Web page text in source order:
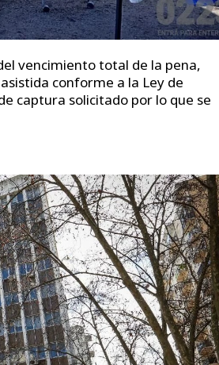
vencimiento total de la pena,
conforme a la Ley de
captura solicitado por lo que se